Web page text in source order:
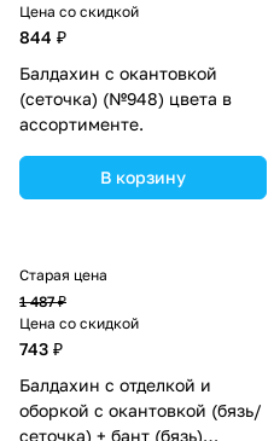
Цена со скидкой
844 ₽
Балдахин с окантовкой
(сеточка) (№948) цвета в
ассортименте.
В корзину
Старая цена
1 487 ₽
Цена со скидкой
743 ₽
Балдахин с отделкой и
оборкой с окантовкой (бязь/
сеточка) + бант (бязь)